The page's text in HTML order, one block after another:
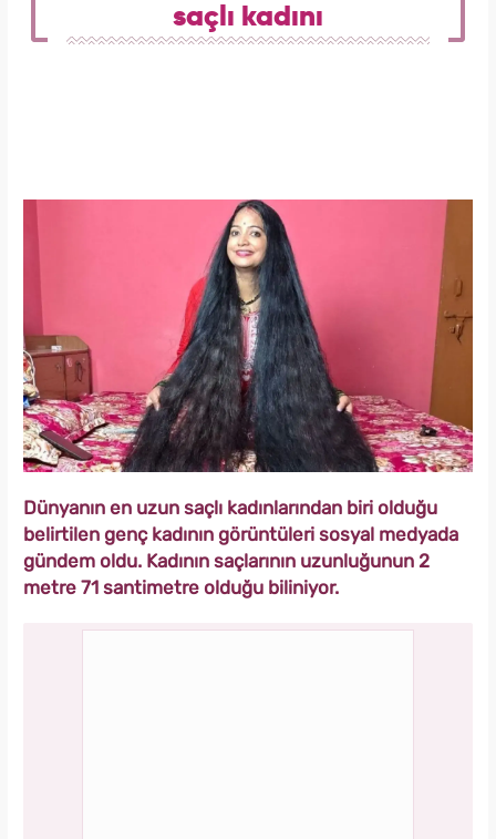
saçlı kadını
Dünyanın en uzun saçlı kadınlarından biri olduğu
belirtilen genç kadının görüntüleri sosyal medyada
gündem oldu. Kadının saçlarının uzunluğunun 2
metre 71 santimetre olduğu biliniyor.